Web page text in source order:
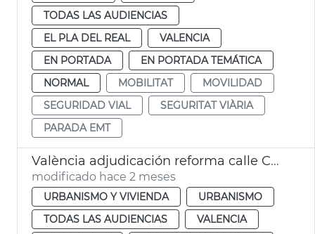
TODAS LAS AUDIENCIAS
EL PLA DEL REAL
VALENCIA
EN PORTADA
EN PORTADA TEMÁTICA
NORMAL
MOBILITAT
MOVILIDAD
SEGURIDAD VIAL
SEGURITAT VIÀRIA
PARADA EMT
València adjudicación reforma calle Colón
modificado hace 2 meses
URBANISMO Y VIVIENDA
URBANISMO
TODAS LAS AUDIENCIAS
VALENCIA